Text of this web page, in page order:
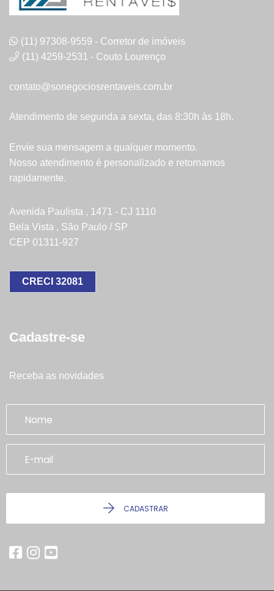
(11) 97308-9559 - Corretor de imóveis
(11) 4259-2531 - Couto Lourenço
contato@sonegociosrentaveis.com.br
Atendimento de segunda a sexta, das 8:30h às 18h.
Envie sua mensagem a qualquer momento.
Nosso atendimento é personalizado e retornamos
rapidamente.
Avenida Paulista , 1471 - CJ 1110
Bela Vista , São Paulo / SP
CEP 01311-927
CRECI 32081
Cadastre-se
Receba as novidades
CADASTRAR